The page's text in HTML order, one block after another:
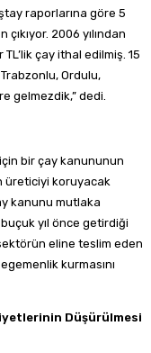
raporlarına göre 5
2006 yılından
çay ithal edilmiş. 15
Ordulu,
gelmezdik,” dedi.
bir çay kanununun
üreticiyi koruyacak
kanunu mutlaka
yıl önce getirdiği
eline teslim eden
kurmasını
Düşürülmesi